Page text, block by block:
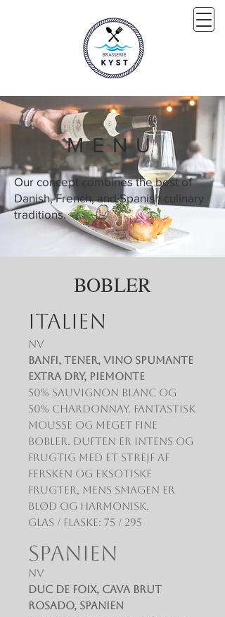
MENU
Our concept combines the best of
Danish, French, and Spanish culinary
traditions.
BOBLER
ITALIEN
NV
Banfi, Tener, Vino Spumante
Extra Dry, Piemonte
50% Sauvignon Blanc og
50% Chardonnay. Fantastisk
mousse og meget fine
bobler. Duften er intens og
frugtig med et strejf af
fersken og eksotiske
frugter, mens smagen er
blød og harmonisk.
Glas / Flaske: 75 / 295
SPANIEN
NV
Duc de Foix, Cava Brut
Rosado, Spanien